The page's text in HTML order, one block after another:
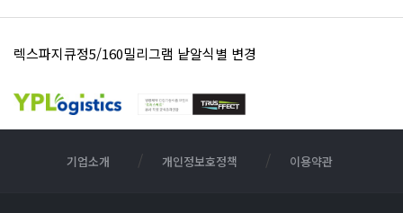
렉스파지큐정5/160밀리그램 낱알식별 변경
기업소개 개인정보호정책 이용약관